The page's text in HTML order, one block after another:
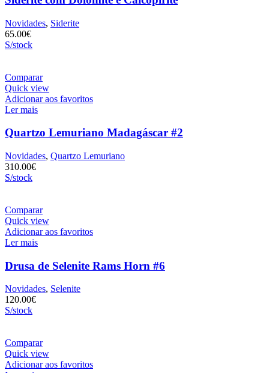
Novidades, Siderite
65.00€
S/stock
Comparar
Quick view
Adicionar aos favoritos
Ler mais
Quartzo Lemuriano Madagáscar #2
Novidades, Quartzo Lemuriano
310.00€
S/stock
Comparar
Quick view
Adicionar aos favoritos
Ler mais
Drusa de Selenite Rams Horn #6
Novidades, Selenite
120.00€
S/stock
Comparar
Quick view
Adicionar aos favoritos